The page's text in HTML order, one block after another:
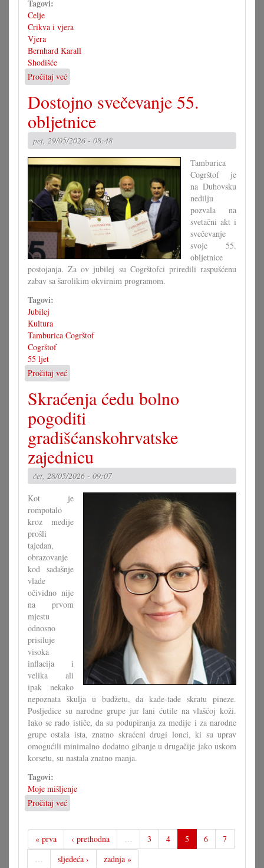
Tagovi:
Celje
Crikva i vjera
Vjera
Bernhard Karall
Shodišće
Pročitaj već
Jubilarno
stoveto
shodišće
Dostojno svečevanje 55.
obljetnice
pet, 29/05/2026 - 08:48
Tamburica
Cogrštof je
na Duhovsku
nedilju
pozvala na
svetačni akt i
svečevanje
svoje 55.
obljetnice
postojanja. Za ov jubilej su Cogrštofci priredili raspušćenu
zabav sa šarolikim okvirnim programom.
Tagovi:
Jubilej
Kultura
Tamburica Cogrštof
Cogrštof
55 ljet
Pročitaj već
Dostojno
svečevanje
55.
obljetnice
Skraćenja ćedu bolno
pogoditi
gradišćanskohrvatske
zajednicu
čet, 28/05/2026 - 09:07
Kot je
rompotalo
kroz medije
prošli
tajedan,
obrazovanje
kod sadašnje
vlade
očividno nije
na prvom
mjestu
odnosno
prisiluje
visoka
inflacija i
velika ali
ipak nekako
nepoznata škulja u budžetu, da kade-tade skratu pineze.
Posljedice su narodne grupe jur lani ćutile na vlašćoj koži.
Iako se rado ističe, da su podupiranja za medije i za narodne
grupe ostala ista, znatno skraćeni drugi lonci, ki su uprav
omogućili minimalno dodatno gibanje u drugačije jako uskom
korsetu, su nastala znatno manja.
Tagovi:
Moje mišljenje
Pročitaj već
Skraćenja
ćedu
bolno
pogoditi
gradišćanskohrvatske
« prva ‹ prethodna … 3 4 5 6
7
…
sljedeća › zadnja »